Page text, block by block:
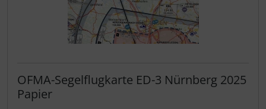
OFMA-Segelflugkarte ED-3 Nürnberg 2025
Papier